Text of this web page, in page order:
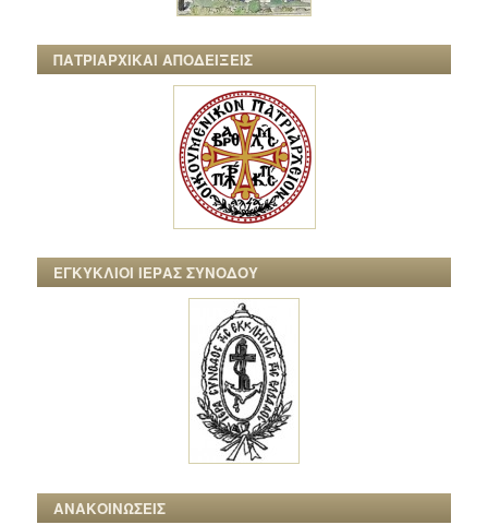
ΠΑΤΡΙΑΡΧΙΚΑΙ ΑΠΟΔΕΙΞΕΙΣ
ΕΓΚΥΚΛΙΟΙ ΙΕΡΑΣ ΣΥΝΟΔΟΥ
ΑΝΑΚΟΙΝΩΣΕΙΣ